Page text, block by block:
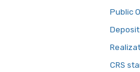
Public
CRS